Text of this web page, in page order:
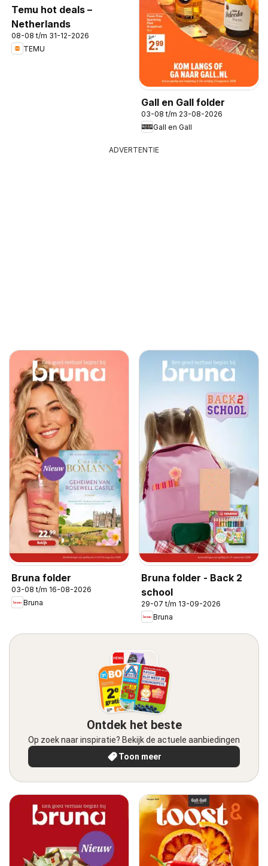
Temu hot deals –
Netherlands
08-08 t/m 31-12-2026
TEMU
Gall en Gall folder
03-08 t/m 23-08-2026
Gall en Gall
ADVERTENTIE
Bruna folder
03-08 t/m 16-08-2026
Bruna
Bruna folder - Back 2
school
29-07 t/m 13-09-2026
Bruna
Ontdek het beste
Op zoek naar inspiratie? Bekijk de actuele aanbiedingen
Toon meer